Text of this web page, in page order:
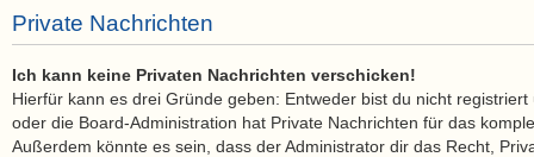
Private Nachrichten
Ich kann keine Privaten Nachrichten verschicken!
Hierfür kann es drei Gründe geben: Entweder bist du nicht
oder die Board-Administration hat Private Nachrichten für das
Außerdem könnte es sein, dass der Administrator dir das Recht,